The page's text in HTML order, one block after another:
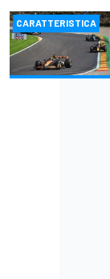
CARATTERISTICA